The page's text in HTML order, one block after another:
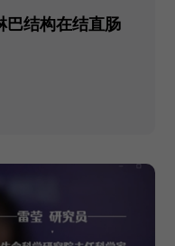
结构在结直肠